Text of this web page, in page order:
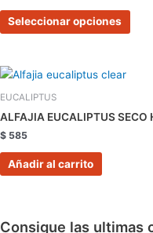
de
Seleccionar opciones
la
EUCALIPTUS
ALFAJIA EUCALIPTUS
$ 585
Añadir al carrito
Consigue las ultimas